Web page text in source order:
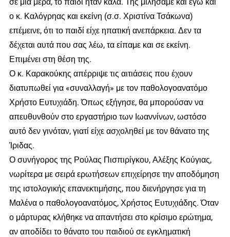
ο κ. Καλόγρηας και εκείνη (σ.σ. Χριστίνα Τσάκωνα)
επέμεινε, ότι το παιδί είχε ηπατική ανεπάρκεια. Δεν τα
δέχεται αυτά που σας λέω, τα είπαμε και σε εκείνη.
Επιμένει στη θέση της.
Ο κ. Καρακούκης απέρριψε τις αιτιάσεις που έχουν
διατυπωθεί για «συναλλαγή» με τον παθολογοανατόμο
Χρήστο Ευτυχιάδη. Όπως εξήγησε, θα μπορούσαν να
απευθυνθούν στο εργαστήριο των Ιωαννίνων, ωστόσο
αυτό δεν γινόταν, γιατί είχε ασχοληθεί με τον θάνατο της
Ίριδας.
Ο συνήγορος της Ρούλας Πισπιρίγκου, Αλέξης Κούγιας,
νωρίτερα με σειρά ερωτήσεων επιχείρησε την αποδόμηση
της ιστολογικής επανεκτιμήσης, που διενήργησε για τη
Μαλένα ο παθολογοανατόμος, Χρήστος Ευτυχιάδης. Όταν
ο μάρτυρας κλήθηκε να απαντήσει στο κρίσιμο ερώτημα,
αν αποδίδει το θάνατο του παιδιού σε εγκληματική